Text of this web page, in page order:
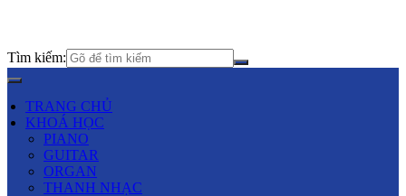
Tìm kiếm:
TRANG CHỦ
KHOÁ HỌC
PIANO
GUITAR
ORGAN
THANH NHẠC